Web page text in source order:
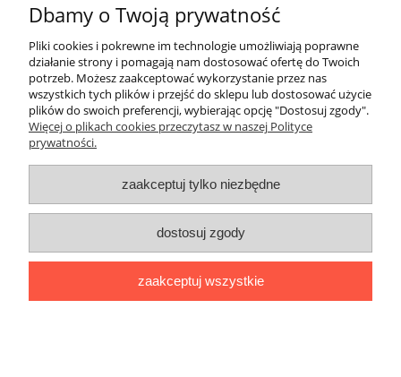
Pomoc
Moje konto
Płatności i dostawa
Informacje
O nas
pokaż pełną wersję strony
Sklep internetowy Shoper.pl
Dbamy o Twoją prywatność
Pliki cookies i pokrewne im technologie umożliwiają poprawne
działanie strony i pomagają nam dostosować ofertę do Twoich
potrzeb. Możesz zaakceptować wykorzystanie przez nas
wszystkich tych plików i przejść do sklepu lub dostosować użycie
plików do swoich preferencji, wybierając opcję "Dostosuj zgody".
Więcej o plikach cookies przeczytasz w naszej Polityce
prywatności.
zaakceptuj tylko niezbędne
dostosuj zgody
zaakceptuj wszystkie